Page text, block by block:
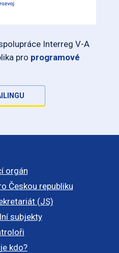
Interreg V-A
pro programové
orgán
Českou republiku
(JS)
subjekty
kdo?